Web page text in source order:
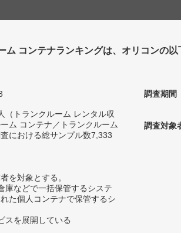
ム コンテナランキングは、オリコンの
（トランクルーム レンタル収
ム コンテナ／トランクルーム
における総サンプル数7,333
を対象とする。
庫などで一括保管するシステ
た個人コンテナで保管するシ
スを展開している
調査期間
調査対象